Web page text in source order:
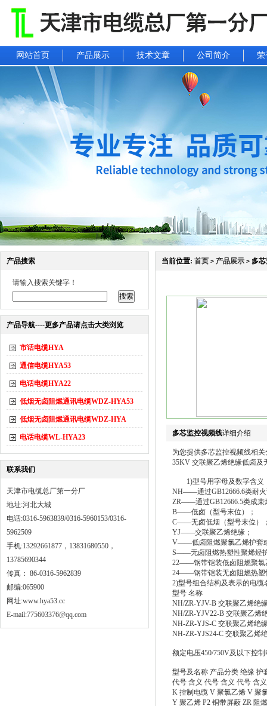
网站首页 产品展示 技术文章 公司简介 荣
产品搜索
请输入搜索关键字！
产品导航----更多产品请点击大类浏览
市话电缆HYA
通信电缆HYA53
电话电缆HYA22
低烟无卤阻燃通讯电缆WDZ-HYA53
低烟无卤阻燃通讯电缆WDZ-HYA
电话电缆WL-HYA23
联系我们
天津市电缆总厂第一分厂
地址:河北大城
电话:0316-5963839/0316-5960153/0316-
5962509
手机:13292661877，13831680550，
13785690344
传真： 86-0316-5962839
邮编:065900
网址:www.hya53.cc
E-mail:775603376@qq.com
当前位置: 首页 > 产品展示 > 多
多芯监控视频线详细介绍
为您提供多芯监控视频线相
35KV 交联聚乙烯绝缘低卤
1)型号用字母及数字含义
NH——通过GB12666.6类耐
ZR——通过GB12666.5类成束
B——低卤（型号末位）；
C——无卤低烟（型号末位）
YJ——交联聚乙烯绝缘；
V——低卤阻燃聚氯乙烯护套
S——无卤阻燃热塑性聚烯烃
22——钢带铠装低卤阻燃聚氯
24——钢带铠装无卤阻燃热塑
2)型号组合结构及表示的电
型号 名称
NH/ZR-YJV-B 交联聚乙烯绝
NH/ZR-YJV22-B 交联聚乙烯
NH-ZR-YJS-C 交联聚乙烯绝
NH-ZR-YJS24-C 交联聚乙烯
额定电压450/750V及以下控制
型号及名称 产品分类 绝缘 护
代号 含义 代号 含义 代号 含
K 控制电缆 V 聚氯乙烯 V 聚
Y 聚乙烯 P2 铜带屏蔽 ZR 阻